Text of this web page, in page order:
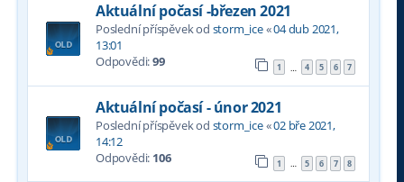
Aktuální počasí -březen 2021
Poslední příspěvek od storm_ice«04 dub 2021,
13:01
Odpovědi:99 1 … 4 5 6 7
Aktuální počasí - únor 2021
Poslední příspěvek od storm_ice«02 bře 2021,
14:12
Odpovědi: 106 1 … 5 6 7 8